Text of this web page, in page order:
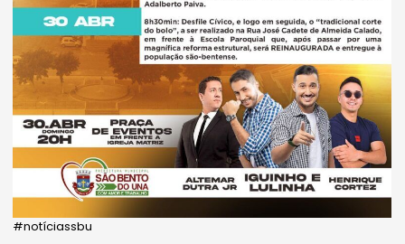
#notíciassbu